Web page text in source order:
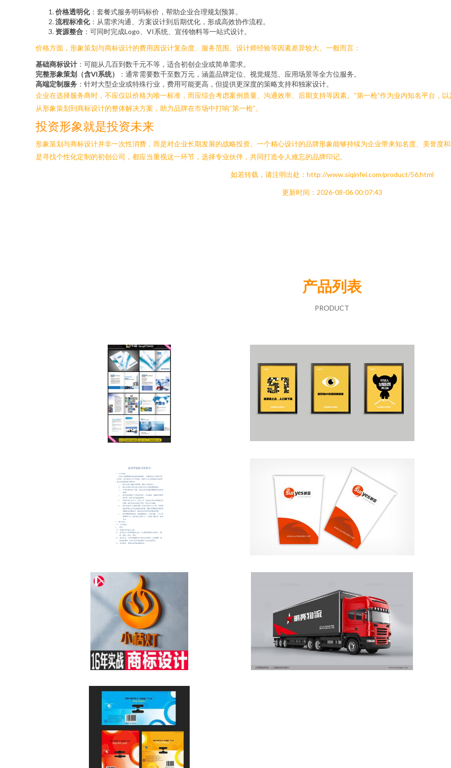
价格透明化：套餐式服务明码标价，帮助企业合理规划预算。
流程标准化：从需求沟通、方案设计到后期优化，形成高效协作流程。
资源整合 ：可同时完成Logo、VI系统、宣传物料等一站式设计。
价格方面，形象策划与商标设计的费用因设计复杂度、服务范围、设计师经验等因素差异较大。一般而言：
基础商标设计 ：可能从几百到数千元不等，适合初创企业或简单需求。
完整形象策划（含VI系统）
：通常需要数千至数万元，涵盖品牌定位、视觉规范、应用场景等全方位服务。
高端定制服务 ：针对大型企业或特殊行业，费用可能更高，但提供更深度的策略支持和独家设计。
企业在选择服务商时，不应仅以价格为唯一标准，而应综合考虑案例质量、沟通效率、后期支持等因素。“第一枪”作为业内知名平台，
从形象策划到商标设计的整体解决方案，助力品牌在市场中打响“第一枪”。
投资形象就是投资未来
形象策划与商标设计并非一次性消费，而是对企业长期发展的战略投资。一个精心设计的品牌形象能够持续为企业带来知名度、美誉度
是寻找个性化定制的初创公司，都应当重视这一环节，选择专业伙伴，共同打造令人难忘的品牌印记。
如若转载，请注明出处：http://www.siqinfei.com/product/56.html
更新时间：2026-08-06 00:07:43
产品列表
PRODUCT